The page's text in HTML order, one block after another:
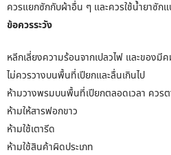
ควรแยกซักกับผ้าอื่น ๆ และควรใช้น้ำยาซัก
ข้อควรระวัง
หลีกเลี่ยงความร้อนจากเปลวไฟ และของมี
ไม่ควรวางบนพื้นที่เปียกและลื่นเกินไป
ห้ามวางพรมบนพื้นที่เปียกตลอดเวลา ควรต
ห้ามให้สารฟอกขาว
ห้ามใช้เตารีด
ห้ามใช้สินค้าผิดประเภท